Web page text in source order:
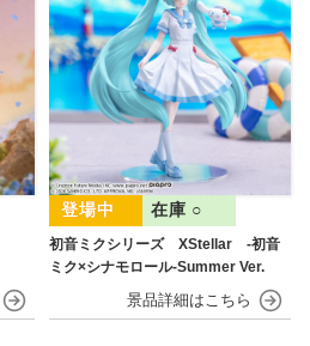
初音ミクシリーズ XStellar ‐初音
ミク×シナモロール‐Summer Ver.
在庫 ○